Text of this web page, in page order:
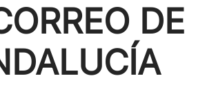
DE